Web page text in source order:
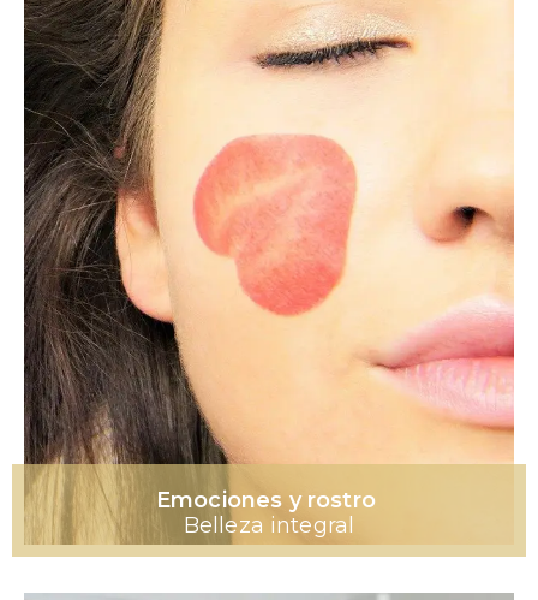
Emociones y rostro
Belleza integral